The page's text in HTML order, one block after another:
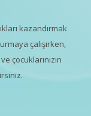
kazandırmak
çalışırken,
çocuklarınızın